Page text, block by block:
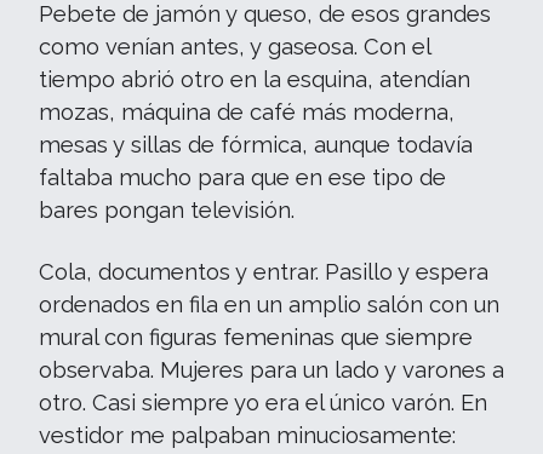
Pebete de jamón y queso, de esos grandes
como venían antes, y gaseosa. Con el
tiempo abrió otro en la esquina, atendían
mozas, máquina de café más moderna,
mesas y sillas de fórmica, aunque todavía
faltaba mucho para que en ese tipo de
bares pongan televisión.
Cola, documentos y entrar. Pasillo y espera
ordenados en fila en un amplio salón con un
mural con figuras femeninas que siempre
observaba. Mujeres para un lado y varones a
otro. Casi siempre yo era el único varón. En
vestidor me palpaban minuciosamente: